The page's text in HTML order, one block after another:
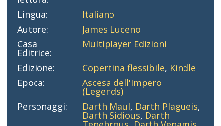
Lingua:
Italiano
Autore:
James Luceno
Casa
Editrice:
Multiplayer Edizioni
Edizione:
Copertina flessibile, Kindle
Epoca:
Ascesa dell'Impero
(Legends)
Personaggi:
Darth Maul, Darth Plagueis,
Darth Sidious, Darth